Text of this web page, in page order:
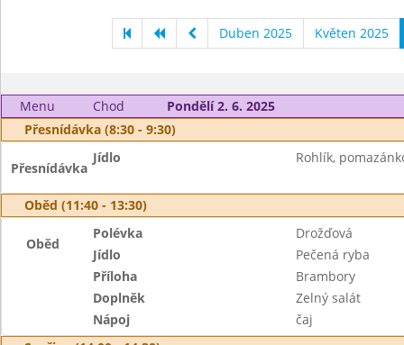
Duben 2025 Květen 2025
Menu Chod
Pondělí 2. 6. 2025
Přesnídávka (8:30 - 9:30)
Přesnídávka
Jídlo Rohlík,
Oběd (11:40 - 13:30)
Oběd
Polévka
Drožďová
Jídlo
Pečená ryba
Příloha
Brambory
Doplněk
Zelný salát
Nápoj
čaj